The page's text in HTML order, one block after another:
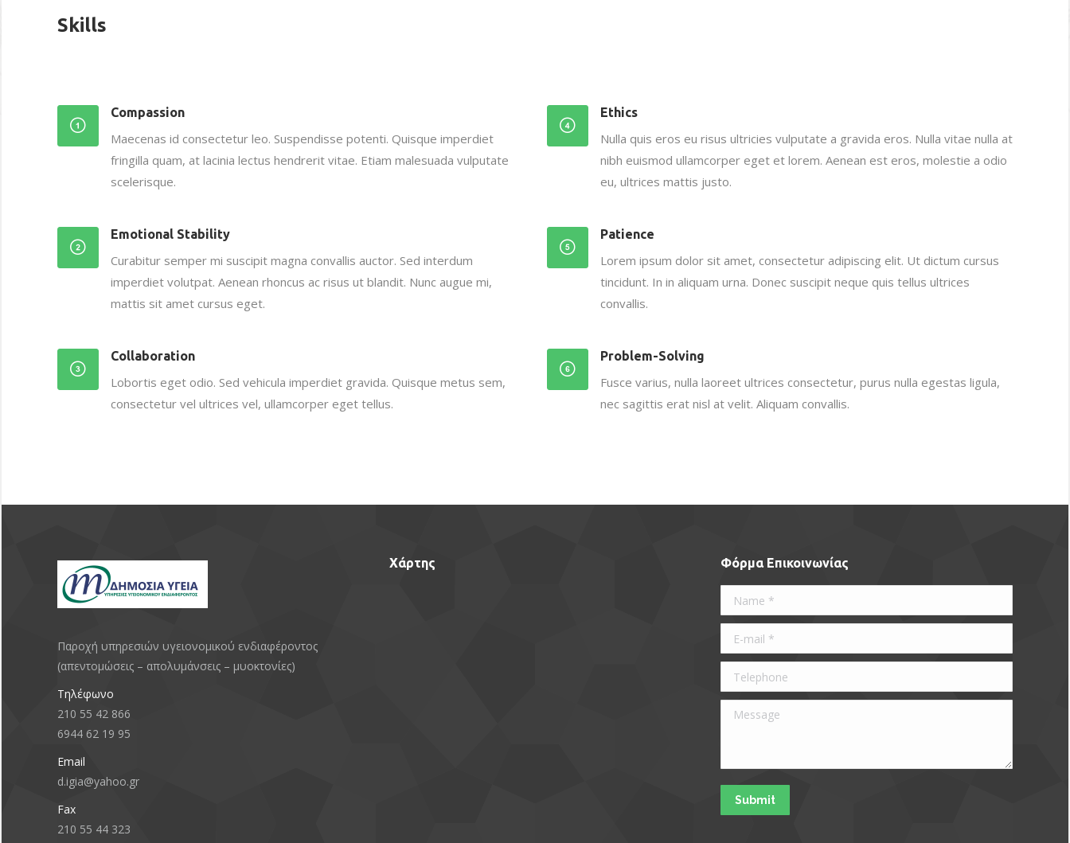
Skills
Compassion
Maecenas id consectetur leo. Suspendisse potenti. Quisque imperdiet
fringilla quam, at lacinia lectus hendrerit vitae. Etiam malesuada vulputate
scelerisque.
Emotional Stability
Curabitur semper mi suscipit magna convallis auctor. Sed interdum
imperdiet volutpat. Aenean rhoncus ac risus ut blandit. Nunc augue mi,
mattis sit amet cursus eget.
Collaboration
Lobortis eget odio. Sed vehicula imperdiet gravida. Quisque metus sem,
consectetur vel ultrices vel, ullamcorper eget tellus.
Ethics
Nulla quis eros eu risus ultricies vulputate a gravida eros. Nulla vitae nulla at
nibh euismod ullamcorper eget et lorem. Aenean est eros, molestie a odio
eu, ultrices mattis justo.
Patience
Lorem ipsum dolor sit amet, consectetur adipiscing elit. Ut dictum cursus
tincidunt. In in aliquam urna. Donec suscipit neque quis tellus ultrices
convallis.
Problem-Solving
Fusce varius, nulla laoreet ultrices consectetur, purus nulla egestas ligula,
nec sagittis erat nisl at velit. Aliquam convallis.
Παροχή υπηρεσιών υγειονομικού ενδιαφέροντος
(απεντομώσεις – απολυμάνσεις – μυοκτονίες)
Τηλέφωνο
210 55 42 866
6944 62 19 95
Email
d.igia@yahoo.gr
Fax
210 55 44 323
Χάρτης Φόρμα Επικοινωνίας
Name *
E-mail *
Telephone
Message
Submit